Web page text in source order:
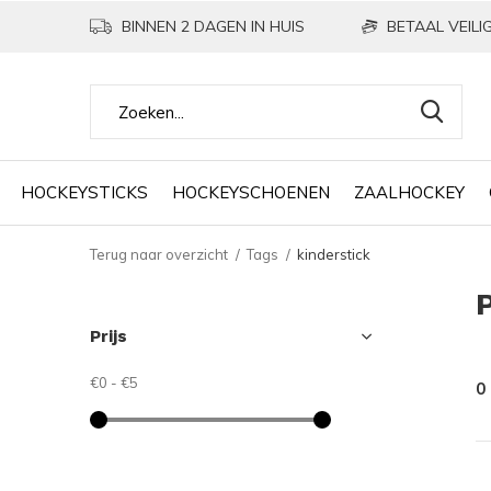
HOCKEYSTICKS HOCKEYSCHOENEN ZAALHOCKEY
BINNEN 2 DAGEN IN HUIS BETAAL
Terug naar overzicht Tags kinderstick
0
Prijs
€0 - €5